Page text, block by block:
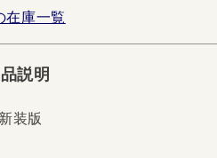
在庫一覧
説明
装版